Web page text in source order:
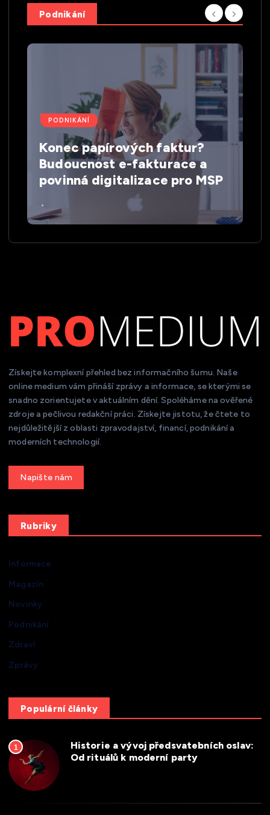
Podnikání
PODNIKÁNÍ
Konec papírových faktur?
Budoucnost e-fakturace a
povinná digitalizace pro MSP
Získejte komplexní přehled bez informačního šumu. Naše
online medium vám přináší zprávy a informace, se kterými se
snadno zorientujete v aktuálním dění. Spoléháme na ověřené
zdroje a pečlivou redakční práci. Získejte jistotu, že čtete to
nejdůležitější z oblasti zpravodajství, financí, podnikání a
moderních technologií.
Get a Quote
Rubriky
Informace
Magazín
Novinky
Podnikání
Zdraví
Zprávy
Populární články
1
Historie a vývoj předsvatebních oslav:
Od rituálů k moderní party